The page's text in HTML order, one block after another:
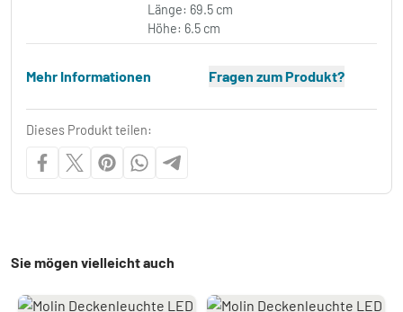
Länge: 69.5 cm
Höhe: 6.5 cm
Mehr Informationen Fragen zum Produkt?
Dieses Produkt teilen:
Sie mögen vielleicht auch